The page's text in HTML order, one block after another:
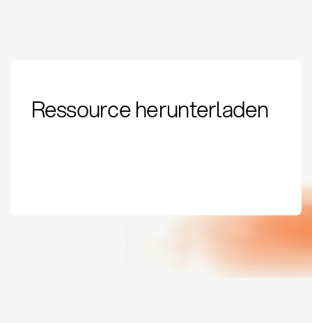
(FX): Definition,
Methoden und
Ressource herunterladen